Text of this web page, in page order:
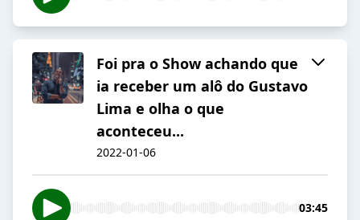
Foi pra o Show achando que
ia receber um alô do Gustavo
Lima e olha o que
aconteceu...
2022-01-06
03:45